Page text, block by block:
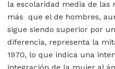
la escolaridad media de las
más que el de hombres,
sigue siendo superior por
diferencia, representa la
1970, lo que indica una